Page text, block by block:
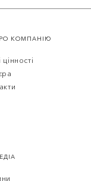
КОМПАНІЮ